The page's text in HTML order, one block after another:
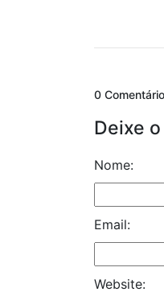
0
Deixe
Nome:
Email:
Website: